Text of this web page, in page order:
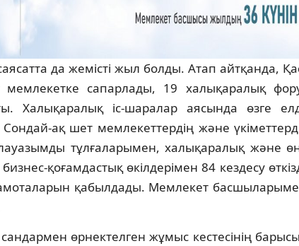
да жемісті жыл болды. Атап айтқанда,
мемлекетке сапарлады, 19 халықаралық
Халықаралық іс-шаралар аясында өзге
Сондай-ақ шет мемлекеттердің және
тұлғаларымен, халықара­лық және
қоғамдастық өкілдерімен 84 кездесу
қабылдады. Мемлекет
өрнектелген жұ­мыс кестесінің